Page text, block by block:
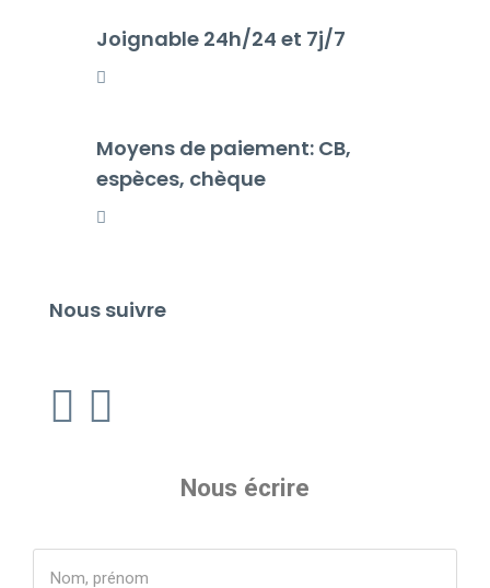
Joignable 24h/24 et 7j/7
Moyens de paiement: CB,
espèces, chèque
Nous suivre
Nous écrire